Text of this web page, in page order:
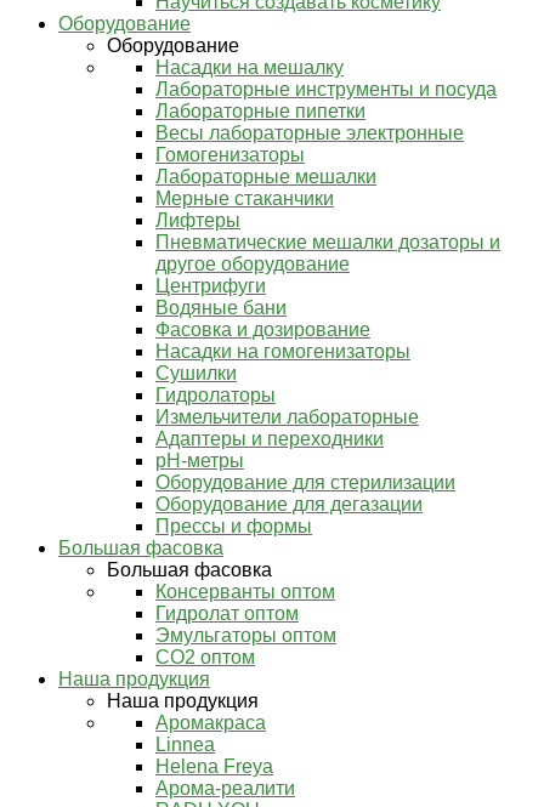
Оборудование
Оборудование
Насадки на мешалку
Лабораторные инструменты и посуда
Лабораторные пипетки
Весы лабораторные электронные
Гомогенизаторы
Лабораторные мешалки
Мерные стаканчики
Лифтеры
Пневматические мешалки дозаторы и
другое оборудование
Центрифуги
Водяные бани
Фасовка и дозирование
Насадки на гомогенизаторы
Сушилки
Гидролаторы
Измельчители лабораторные
Адаптеры и переходники
pH-метры
Оборудование для стерилизации
Оборудование для дегазации
Прессы и формы
Большая фасовка
Большая фасовка
Консерванты оптом
Гидролат оптом
Эмульгаторы оптом
СО2 оптом
Наша продукция
Наша продукция
Аромакраса
Linnea
Helena Freya
Арома-реалити